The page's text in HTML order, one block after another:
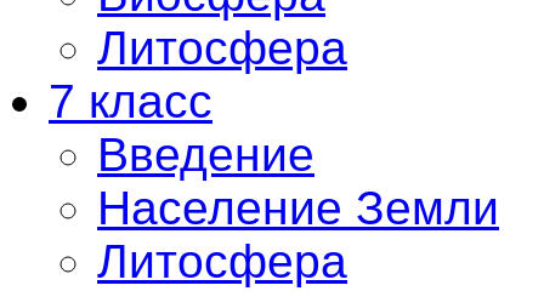
Литосфера
7 класс
Введение
Население Земли
Литосфера